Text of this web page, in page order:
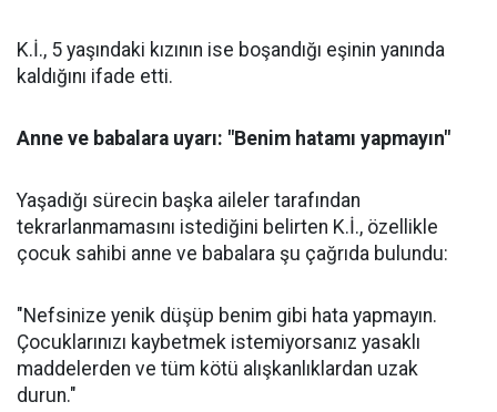
K.İ., 5 yaşındaki kızının ise boşandığı eşinin yanında
kaldığını ifade etti.
Anne ve babalara uyarı: "Benim hatamı yapmayın"
Yaşadığı sürecin başka aileler tarafından
tekrarlanmamasını istediğini belirten K.İ., özellikle
çocuk sahibi anne ve babalara şu çağrıda bulundu:
"Nefsinize yenik düşüp benim gibi hata yapmayın.
Çocuklarınızı kaybetmek istemiyorsanız yasaklı
maddelerden ve tüm kötü alışkanlıklardan uzak
durun."